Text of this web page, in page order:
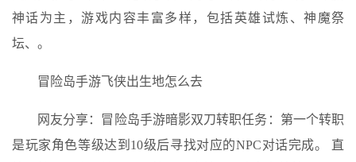
神话为主，游戏内容丰富多样，包括英雄试炼、神魔祭
坛、。
冒险岛手游飞侠出生地怎么去
网友分享：冒险岛手游暗影双刀转职任务：第一个转职
是玩家角色等级达到10级后寻找对应的NPC对话完成。 直